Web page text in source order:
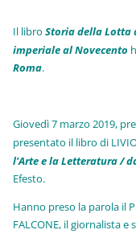
Il libroStoria della Lotta
imperiale al Novecento
Roma.
Giovedì 7 marzo 2019,
presentato il libro di
l'Arte e la Letteratura /
Efesto.
Hanno preso la parola il
FALCONE, il giornalista